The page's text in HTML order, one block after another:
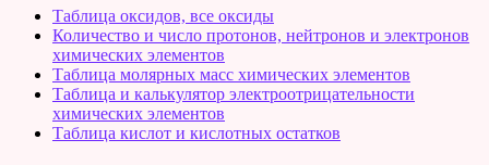
Таблица оксидов, все оксиды
Количество и число протонов, нейтронов и электронов
химических элементов
Таблица молярных масс химических элементов
Таблица и калькулятор электроотрицательности
химических элементов
Таблица кислот и кислотных остатков